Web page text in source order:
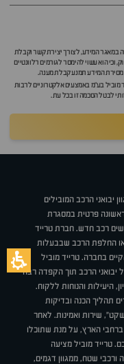
במאגר המידע, לצורך יצירת קשר וקבלת
וכי הוא עשוי להימסר לגורמים רלוונטיים
מסירת המידע תמנע קבלת מענה.
מוביל בע"מ באמצעים אלקטרוניים לרבות
יבואני הרכב המובילים
פרטית במסגרת
רכב חדש. חברת טרייד
או החלפת הרכב שבבעלות
בחברה. טרייד מוביל
יבואני הרכב תוך הקפדה רבה
היעילות והנוחות ללקוח.
תהליך הכנה ובדיקות
שקט", שירות ואמינות. לאחר
ברחבי הארץ, על מנת שתוכלו
טרייד מוביל מציעה
ורכבי שטח, ממגוון דגמים,